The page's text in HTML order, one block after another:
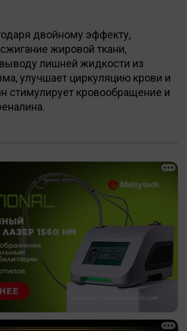
двойному эффекту,
жировой ткани,
лишней жидкости из
улучшает циркуляцию крови и
стимулирует кровообращение и